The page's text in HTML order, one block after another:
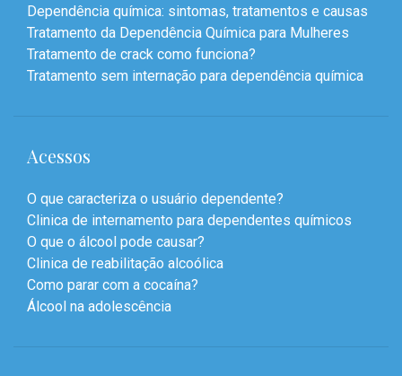
Dependência química: sintomas, tratamentos e causas
Tratamento da Dependência Química para Mulheres
Tratamento de crack como funciona?
Tratamento sem internação para dependência química
Acessos
O que caracteriza o usuário dependente?
Clinica de internamento para dependentes químicos
O que o álcool pode causar?
Clinica de reabilitação alcoólica
Como parar com a cocaína?
Álcool na adolescência